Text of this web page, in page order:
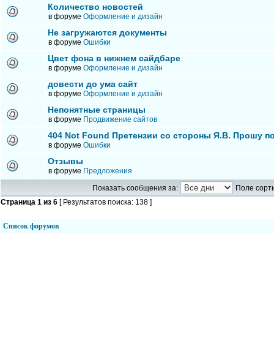
Количество новостей
в форуме Оформление и дизайн
Не загружаются документы
в форуме Ошибки
Цвет фона в нижнем сайдбаре
в форуме Оформление и дизайн
довести до ума сайт
в форуме Оформление и дизайн
Непонятные страницы
в форуме Продвижение сайтов
404 Not Found Претензии со стороны Я.В. Прошу
в форуме Ошибки
Отзывы
в форуме Предложения
Показать сообщения за:
Поле
Страница 1 из 6 [ Результатов поиска: 138 ]
Список форумов